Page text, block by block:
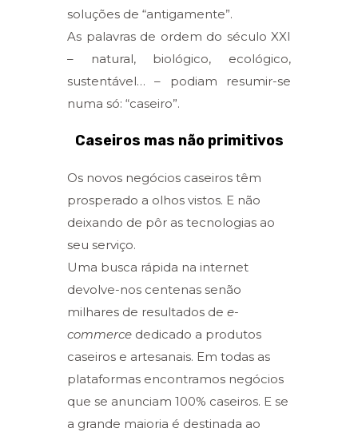
soluções de “antigamente”.
As palavras de ordem do século XXI
– natural, biológico, ecológico,
sustentável… – podiam resumir-se
numa só: “caseiro”.
Caseiros mas não primitivos
Os novos negócios caseiros têm
prosperado a olhos vistos. E não
deixando de pôr as tecnologias ao
seu serviço.
Uma busca rápida na internet
devolve-nos centenas senão
milhares de resultados de e-
commerce dedicado a produtos
caseiros e artesanais. Em todas as
plataformas encontramos negócios
que se anunciam 100% caseiros. E se
a grande maioria é destinada ao